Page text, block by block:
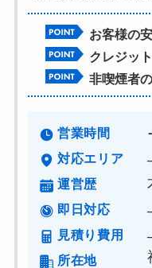
お客様の
クレジッ
非喫煙者
営業時間
対応エリア
運営歴
即日対応
見積り費用
所在地